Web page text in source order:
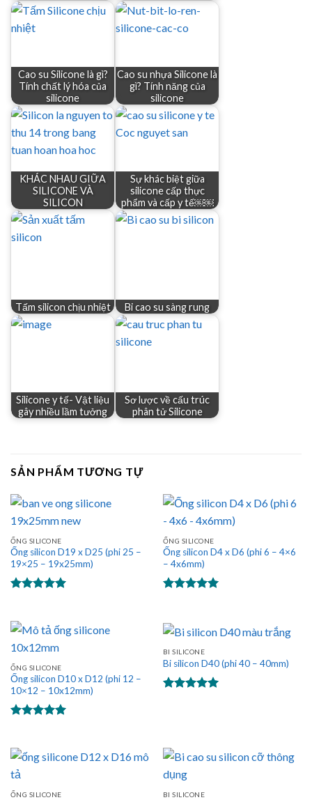
Cao su Silicone là gì?
Tính chất lý hóa của
silicone
Cao su nhựa Silicone là
gì? Tính năng của
silicone
KHÁC NHAU GIỮA
SILICONE VÀ
SILICON
Sự khác biệt giữa
silicone cấp thực
phẩm và cấp y tế￼￼
Tấm silicon chịu nhiệt Bi cao su sàng rung
Silicone y tế- Vật liệu
gây nhiều lầm tưởng
Sơ lược về cấu trúc
phân tử Silicone
SẢN PHẨM TƯƠNG TỰ
ỐNG SILICONE
Ống silicon D19 x D25 (phi 25 –
19×25 – 19x25mm)
5 sao
ỐNG SILICONE
Ống silicon D4 x D6 (phi 6 – 4×6
– 4x6mm)
5 sao
ỐNG SILICONE
Ống silicon D10 x D12 (phi 12 –
10×12 – 10x12mm)
5 sao
BI SILICONE
Bi silicon D40 (phi 40 – 40mm)
ỐNG SILICONE BI SILICONE